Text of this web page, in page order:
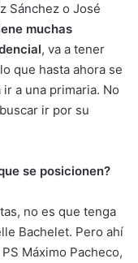
Sánchez o José
muchas
, va a tener
que hasta ahora se
a una primaria. No
ir por su
se posicionen?
no es que tenga
Bachelet. Pero ahí
Máximo Pacheco,